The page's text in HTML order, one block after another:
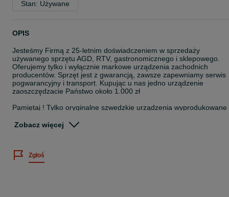
Stan: Używane
OPIS
Jesteśmy Firmą z 25-letnim doświadczeniem w sprzedaży
używanego sprzętu AGD, RTV, gastronomicznego i sklepowego.
Oferujemy tylko i wyłącznie markowe urządzenia zachodnich
producentów. Sprzęt jest z gwarancją, zawsze zapewniamy serwis
pogwarancyjny i transport. Kupując u nas jedno urządzenie
zaoszczędzacie Państwo około 1.000 zł
Pamiętaj ! Tylko oryginalne szwedzkie urządzenia wyprodukowane
niezawodne...
- wymiary 60/155/60
Zobacz więcej
Zgłoś